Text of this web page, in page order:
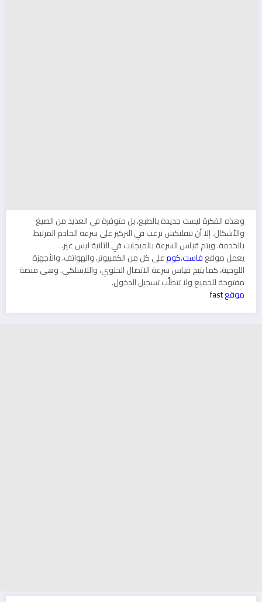
وهذه الفكرة ليست جديدة بالطبع، بل متوفرة في العديد من الصيغ
والأشكال. إلا أن نتفليكس ترغب في التركيز على سرعة الخادم المرتبط
بالخدمة. ويتم قياس السرعة بالميجابت في الثانية ليس غير.
يعمل موقعفاست.كومعلى كل من الكمبيوتر، والهواتف، والأجهزة
اللوحية، كما يتيح قياس سرعة الاتصال الخلوي، واللاسلكي. وهي منصة
مفتوحة للجميع ولا تتطلَّب تسجيل الدخول.
موقعfast